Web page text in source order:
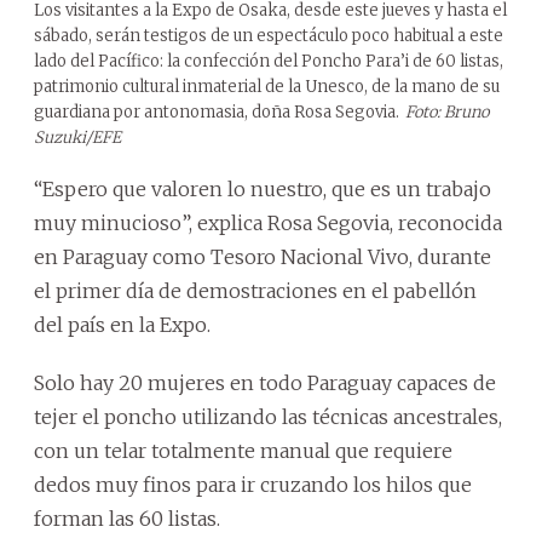
Los visitantes a la Expo de Osaka, desde este jueves y hasta el
sábado, serán testigos de un espectáculo poco habitual a este
lado del Pacífico: la confección del Poncho Para’i de 60 listas,
patrimonio cultural inmaterial de la Unesco, de la mano de su
guardiana por antonomasia, doña Rosa Segovia. Foto: Bruno
Suzuki/EFE
“Espero que valoren lo nuestro, que es un trabajo
muy minucioso”, explica Rosa Segovia, reconocida
en Paraguay como Tesoro Nacional Vivo, durante
el primer día de demostraciones en el pabellón
del país en la Expo.
Solo hay 20 mujeres en todo Paraguay capaces de
tejer el poncho utilizando las técnicas ancestrales,
con un telar totalmente manual que requiere
dedos muy finos para ir cruzando los hilos que
forman las 60 listas.